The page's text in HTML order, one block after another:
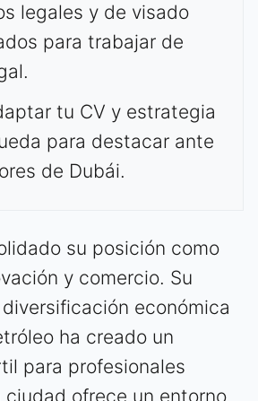
legales y de visado
para trabajar de
tu CV y estrategia
para destacar ante
de Dubái.
su posición como
y comercio. Su
económica
ha creado un
para profesionales
ciudad ofrece un entorno